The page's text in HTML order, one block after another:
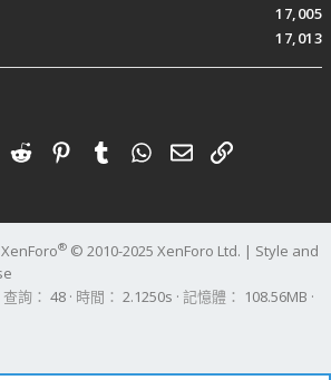
17,005
17,013
RedditPinterestTumblrWhatsApp
電子郵件
連結
® © 2010-2025 XenForo Ltd. | Style and
查詢 48 時間 2.1250s 記憶體 108.56MB